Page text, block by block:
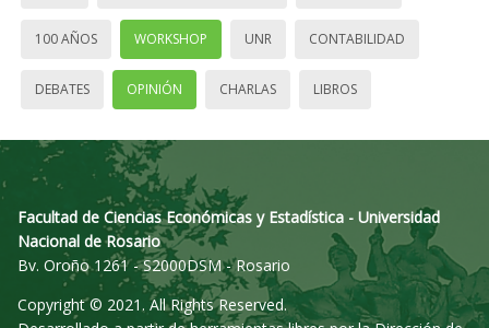
100 AÑOS WORKSHOP UNR CONTABILIDAD
DEBATES OPINIÓN CHARLAS LIBROS
Facultad de Ciencias Económicas y Estadística - Universidad
Nacional de Rosario
Bv. Oroño 1261 - S2000DSM - Rosario
Copyright © 2021. All Rights Reserved.